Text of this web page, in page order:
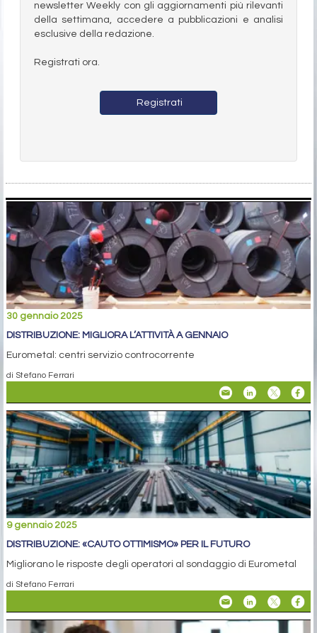
newsletter Weekly con gli aggiornamenti più rilevanti
della settimana, accedere a pubblicazioni e analisi
esclusive della redazione.
Registrati ora.
Registrati
30 gennaio 2025
DISTRIBUZIONE: MIGLIORA L’ATTIVITÀ A GENNAIO
Eurometal: centri servizio controcorrente
di Stefano Ferrari
9 gennaio 2025
DISTRIBUZIONE: «CAUTO OTTIMISMO» PER IL FUTURO
Migliorano le risposte degli operatori al sondaggio di Eurometal
di Stefano Ferrari